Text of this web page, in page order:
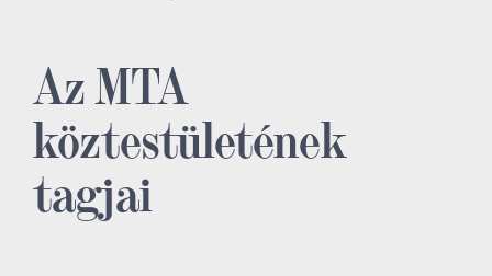
Az MTA
köztestületének
tagjai